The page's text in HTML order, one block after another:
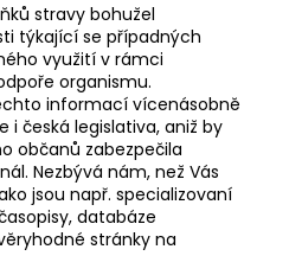
stravy bohužel
týkající se případných
využití v rámci
organismu.
informací vícenásobně
i česká legislativa, aniž by
občanů zabezpečila
Nezbývá nám, než Vás
jsou např. specializovaní
databáze
stránky na